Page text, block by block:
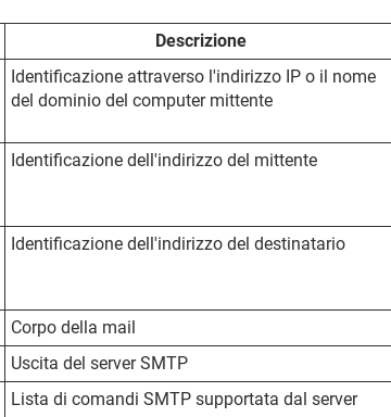
Descrizione
Identificazione attraverso l'indirizzo IP o il nome
del dominio del computer mittente
Identificazione dell'indirizzo del mittente
Identificazione dell'indirizzo del destinatario
Corpo della mail
Uscita del server SMTP
Lista di comandi SMTP supportata dal server